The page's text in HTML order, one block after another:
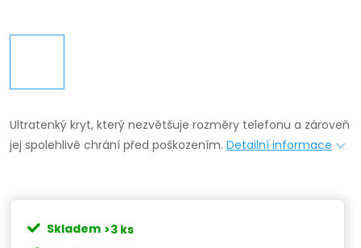
Ultratenký kryt, který nezvětšuje rozměry telefonu a zároveň
jej spolehlivě chrání před poškozením. Detailní informace
Skladem >3 ks